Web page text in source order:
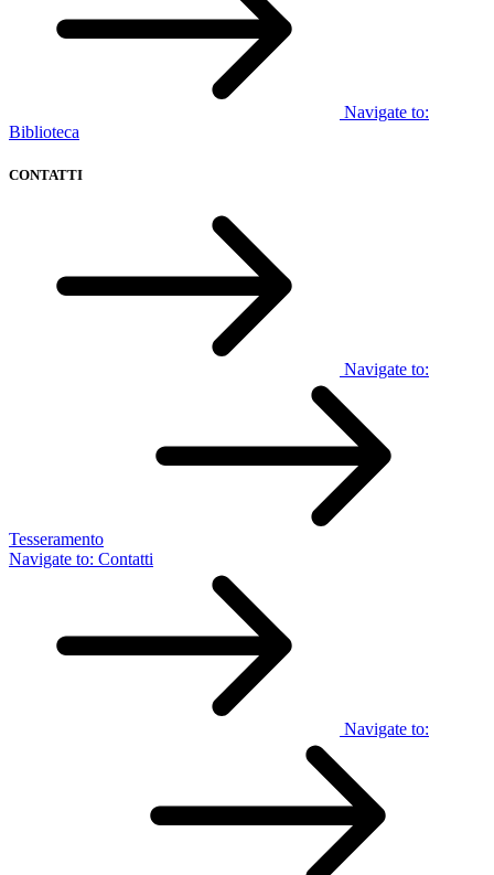
Navigate to:
Biblioteca
CONTATTI
Navigate to:
Tesseramento
Navigate to: Contatti
Navigate to: